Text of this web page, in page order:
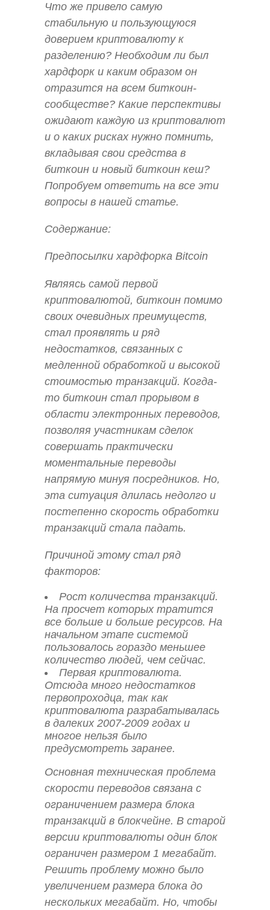
Что же привело самую
стабильную и пользующуюся
доверием криптовалюту к
разделению? Необходим ли был
хардфорк и каким образом он
отразится на всем биткоин-
сообществе? Какие перспективы
ожидают каждую из криптовалют
и о каких рисках нужно помнить,
вкладывая свои средства в
биткоин и новый биткоин кеш?
Попробуем ответить на все эти
вопросы в нашей статье.
Содержание:
Предпосылки хардфорка Bitcoin
Являясь самой первой
криптовалютой, биткоин помимо
своих очевидных преимуществ,
стал проявлять и ряд
недостатков, связанных с
медленной обработкой и высокой
стоимостью транзакций. Когда-
то биткоин стал прорывом в
области электронных переводов,
позволяя участникам сделок
совершать практически
моментальные переводы
напрямую минуя посредников. Но,
эта ситуация длилась недолго и
постепенно скорость обработки
транзакций стала падать.
Причиной этому стал ряд
факторов:
Рост количества транзакций.
На просчет которых тратится
все больше и больше ресурсов. На
начальном этапе системой
пользовалось гораздо меньшее
количество людей, чем сейчас.
Первая криптовалюта.
Отсюда много недостатков
первопроходца, так как
криптовалюта разрабатывалась
в далеких 2007-2009 годах и
многое нельзя было
предусмотреть заранее.
Основная техническая проблема
скорости переводов связана с
ограничением размера блока
транзакций в блокчейне. В старой
версии криптовалюты один блок
ограничен размером 1 мегабайт.
Решить проблему можно было
увеличением размера блока до
нескольких мегабайт. Но, чтобы